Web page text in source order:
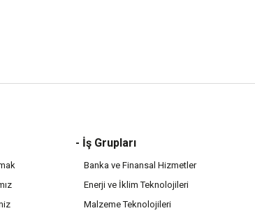
- İş Grupları
Banka ve Finansal Hizmetler
Enerji ve İklim Teknolojileri
Malzeme Teknolojileri